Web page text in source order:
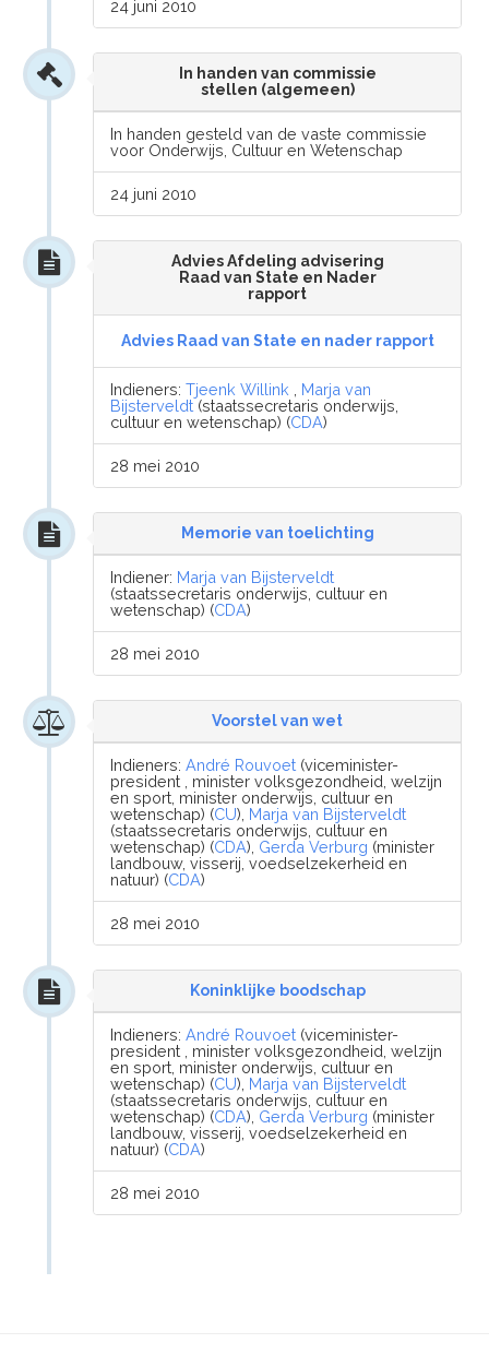
24 juni 2010
In handen van commissie
stellen (algemeen)
In handen gesteld van de vaste commissie
voor Onderwijs, Cultuur en Wetenschap
24 juni 2010
Advies Afdeling advisering
Raad van State en Nader
rapport
Advies Raad van State en nader rapport
Indieners:Tjeenk Willink
Marja van
Bijsterveldt (staatssecretaris onderwijs,
cultuur en wetenschap) (CDA)
28 mei 2010
Memorie van toelichting
Indiener: Marja van Bijsterveldt
(staatssecretaris onderwijs, cultuur en
wetenschap) (CDA)
28 mei 2010
Voorstel van wet
Indieners:André Rouvoet (viceminister-
president , minister volksgezondheid, welzijn
en sport, minister onderwijs, cultuur en
wetenschap) (CU), Marja van Bijsterveldt
(staatssecretaris onderwijs, cultuur en
wetenschap) (CDA), Gerda Verburg (minister
landbouw, visserij, voedselzekerheid en
natuur) (CDA)
28 mei 2010
Koninklijke boodschap
Indieners:André Rouvoet (viceminister-
president , minister volksgezondheid, welzijn
en sport, minister onderwijs, cultuur en
wetenschap) (CU), Marja van Bijsterveldt
(staatssecretaris onderwijs, cultuur en
wetenschap) (CDA), Gerda Verburg (minister
landbouw, visserij, voedselzekerheid en
natuur) (CDA)
28 mei 2010